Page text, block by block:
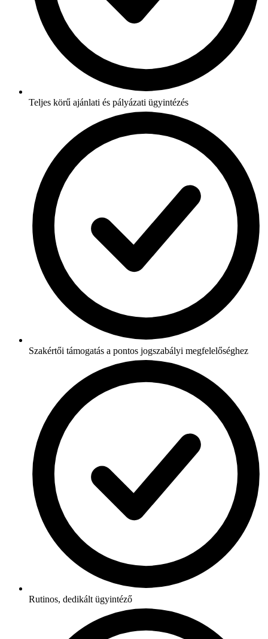
Teljes körű ajánlati és pályázati ügyintézés
Szakértői támogatás a pontos jogszabályi megfelelőséghez
Rutinos, dedikált ügyintéző